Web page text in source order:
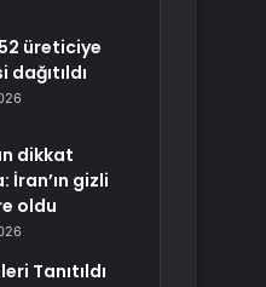
üreticiye
dikkat
İran’ın gizli
oldu
Tanıtıldı